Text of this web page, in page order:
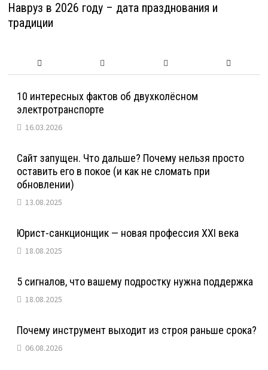
Навруз в 2026 году – дата празднования и
традиции
10 интересных фактов об двухколёсном
электротранспорте
16.03.2026
Сайт запущен. Что дальше? Почему нельзя просто
оставить его в покое (и как не сломать при
обновлении)
13.08.2025
Юрист-санкционщик — новая профессия XXI века
18.08.2025
5 сигналов, что вашему подростку нужна поддержка
18.08.2025
Почему инструмент выходит из строя раньше срока?
06.08.2026